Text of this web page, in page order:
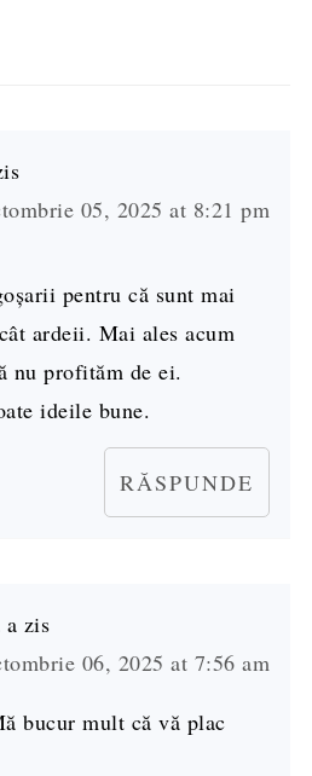
05, 2025 at 8:21 pm
pentru că sunt mai
ardeii. Mai ales acum
nu profităm de ei.
ideile bune.
RĂSPUNDE
a zis
06, 2025 at 7:56 am
bucur mult că vă plac